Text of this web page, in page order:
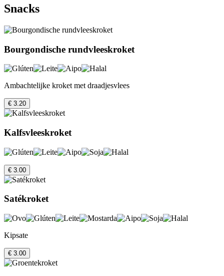
Snacks
Bourgondische rundvleeskroket
Ambachtelijke kroket met draadjesvlees
€ 3.20
Kalfsvleeskroket
€ 3.00
Satékroket
Kipsate
€ 3.00